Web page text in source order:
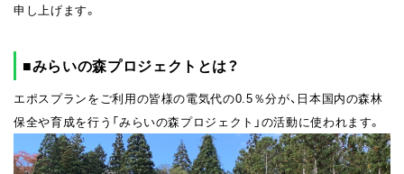
申し上げます。
■みらいの森プロジェクトとは？
エポスプランをご利用の皆様の電気代の0.5％分が、日本国内の森林
保全や育成を行う「みらいの森プロジェクト」の活動に使われます。